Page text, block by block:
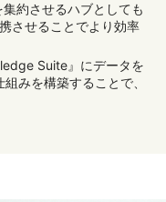
約させるハブとしても
させることでより効率
Suite』にデータを
みを構築することで、